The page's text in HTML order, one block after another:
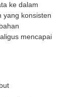
ke dalam
yang konsisten
mencapai